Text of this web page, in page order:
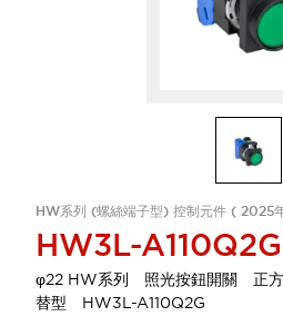
HW系列 (螺絲端子型) 控制元件 ( 2025
HW3L-A110Q2G
φ22 HW系列 照光按鈕開關 正
替型 HW3L-A110Q2G